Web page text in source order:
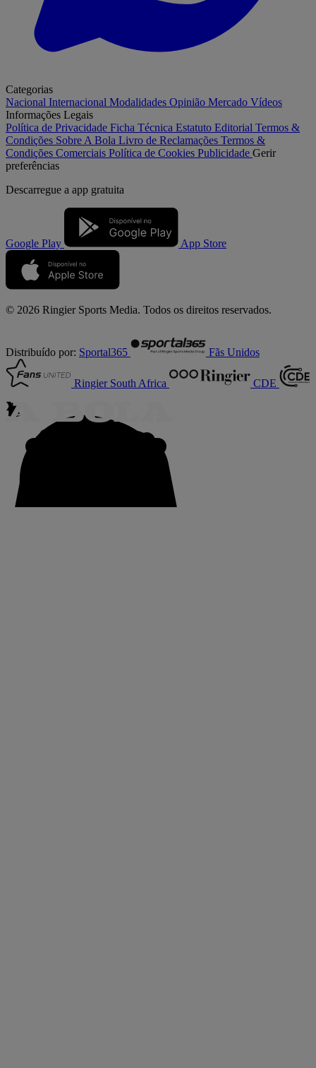
Categorias
Nacional Internacional Modalidades Opinião Mercado Vídeos
Informações Legais
Política de Privacidade Ficha Técnica Estatuto Editorial Termos &
Condições Sobre A Bola Livro de Reclamações Termos &
Condições Comerciais Política de Cookies Publicidade Gerir
preferências
Descarregue a app gratuita
Google Play App Store
© 2026 Ringier Sports Media. Todos os direitos reservados.
Distribuído por: Sportal365 Fãs Unidos
Ringier South Africa CDE